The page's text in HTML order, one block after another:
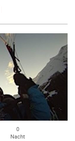
0
Nacht